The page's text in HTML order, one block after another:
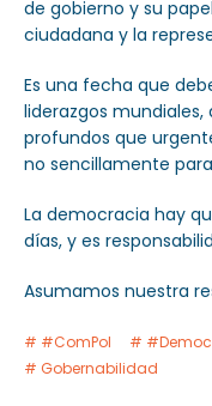
de gobierno y su
ciudadana y la
Es una fecha que
liderazgos
profundos que
no sencillamente
La democracia hay
días, y es
Asumamos nuestra
#ComPol
Gobernabilidad